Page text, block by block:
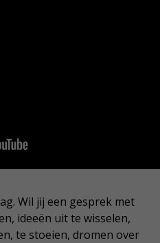
Wil jij een gesprek met
ideeën uit te wisselen,
te stoeien, dromen over